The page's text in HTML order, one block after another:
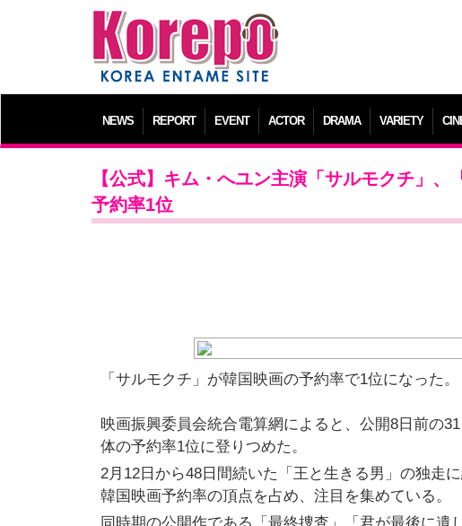
NEWS REPORT EVENT ACTOR DRAMA VARIETY
【公式】キム・へユン主演「サルモクチ」
予約率1位
「サルモクチ」が韓国映画の予約率で1位になった。
映画振興委員会統合電算網によると、公開8日前の
体の予約率1位に登りつめた。
2月12日から48日間続いた「王と生きる男」の独走
韓国映画予約率の頂点を占め、注目を集めている。